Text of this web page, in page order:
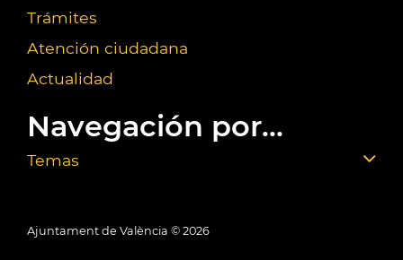
Trámites
Atención ciudadana
Actualidad
Navegación por...
Temas
Ajuntament de València © 2026